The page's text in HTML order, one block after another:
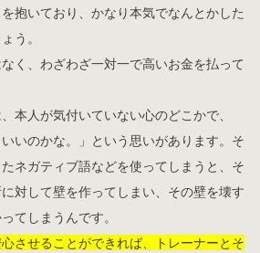
抱いており、かなり本気でなんとかした
う。
く、わざわざ一対一で高いお金を払って
本人が気付いていない心のどこかで、
いいのかな。」という思いがあります。そ
ネガティブ語などを使ってしまうと、そ
対して壁を作ってしまい、その壁を壊す
てしまうんです。
させることができれば、トレーナーとそ